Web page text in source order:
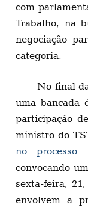
com
Trabalho, na
negociação
categoria.
No final
uma bancada
participação
ministro do
no processo
convocando
sexta-feira,
envolvem a